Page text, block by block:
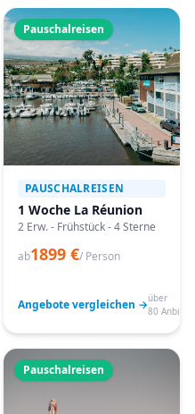
Pauschalreisen
PAUSCHALREISEN
1 Woche La Réunion
2 Erw. - Frühstück - 4 Sterne
ab1899 €/ Person
Angebote vergleichen →über
80
Pauschalreisen